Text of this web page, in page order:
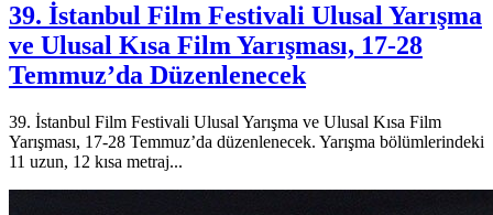
39. İstanbul Film Festivali Ulusal Yarışma
ve Ulusal Kısa Film Yarışması, 17-28
Temmuz’da Düzenlenecek
39. İstanbul Film Festivali Ulusal Yarışma ve Ulusal Kısa Film
Yarışması, 17-28 Temmuz’da düzenlenecek. Yarışma bölümlerindeki
11 uzun, 12 kısa metraj...